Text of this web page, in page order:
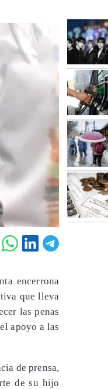
encerrona
que lleva
las penas
apoyo a las
de prensa,
de su hijo